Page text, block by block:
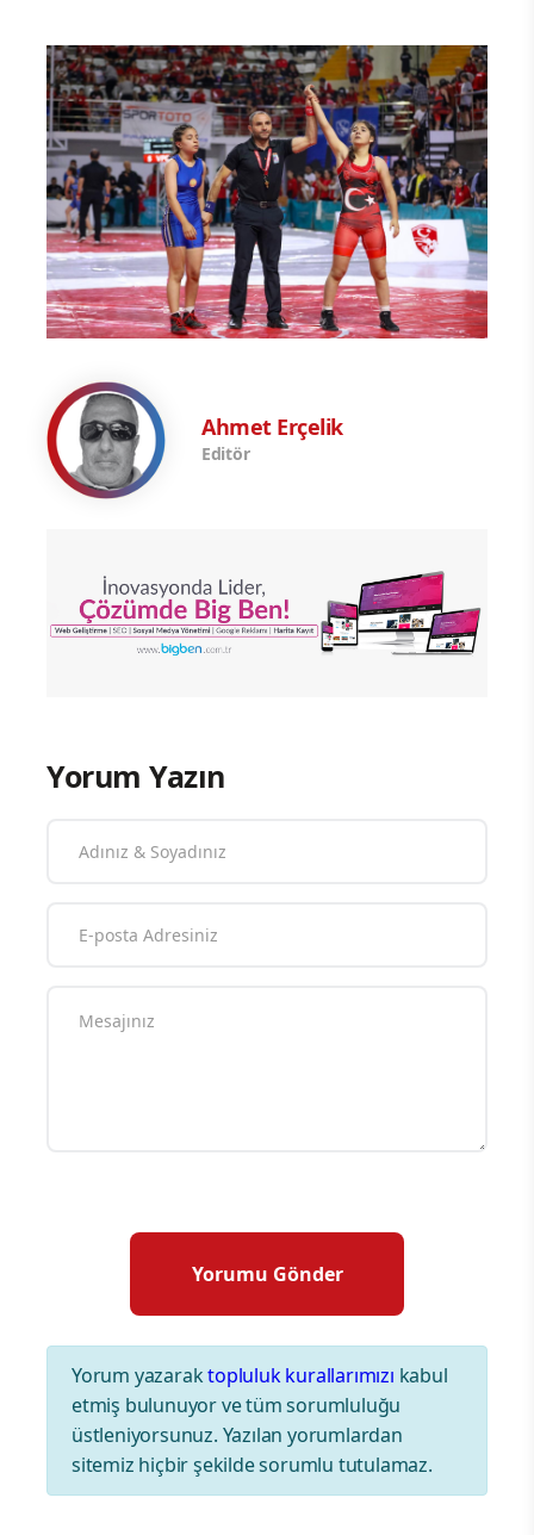
Ahmet Erçelik
Editör
Yorum Yazın
Yorum yazaraktopluluk kurallarımızı kabul
etmiş bulunuyor ve tüm sorumluluğu
üstleniyorsunuz. Yazılan yorumlardan
sitemiz hiçbir şekilde sorumlu tutulamaz.